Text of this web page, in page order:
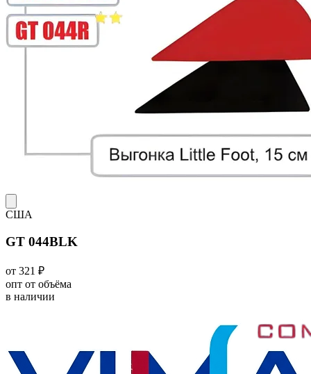
США
GT 044BLK
от 321 ₽
опт от объёма
в наличии